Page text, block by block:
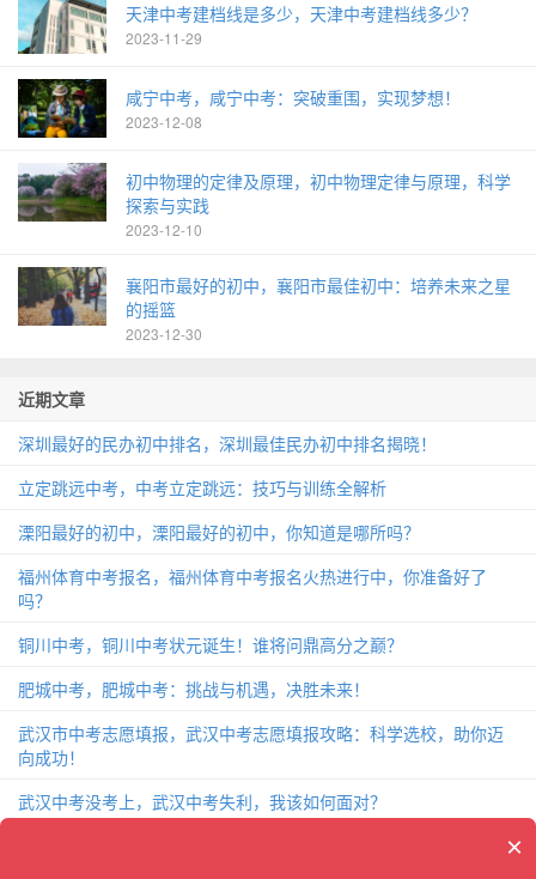
天津中考建档线是多少，天津中考建档线多少？
2023-11-29
咸宁中考，咸宁中考：突破重围，实现梦想！
2023-12-08
初中物理的定律及原理，初中物理定律与原理，科学
探索与实践
2023-12-10
襄阳市最好的初中，襄阳市最佳初中：培养未来之星
的摇篮
2023-12-30
近期文章
深圳最好的民办初中排名，深圳最佳民办初中排名揭晓！
立定跳远中考，中考立定跳远：技巧与训练全解析
溧阳最好的初中，溧阳最好的初中，你知道是哪所吗？
福州体育中考报名，福州体育中考报名火热进行中，你准备好了
吗？
铜川中考，铜川中考状元诞生！谁将问鼎高分之巅？
肥城中考，肥城中考：挑战与机遇，决胜未来！
武汉市中考志愿填报，武汉中考志愿填报攻略：科学选校，助你迈
向成功！
武汉中考没考上，武汉中考失利，我该如何面对？
×